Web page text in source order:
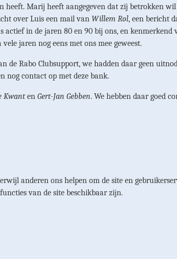
heeft. Marij heeft aangegeven dat zij betrokken
over Luis een mail vanWillem Rol, een bericht
actief in de jaren 80 en 90 bij ons, en
jaren nog eens met ons mee geweest.
de Rabo Clubsupport, we hadden daar geen
nog contact op met deze bank.
Kwanten Gert-Jan Gebben. We hebben daar goed
anderen ons helpen om de site en
van de site beschikbaar zijn.